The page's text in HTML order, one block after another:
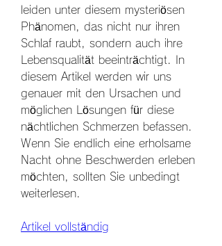
leiden unter diesem mysteriösen
Phänomen, das nicht nur ihren
Schlaf raubt, sondern auch ihre
Lebensqualität beeinträchtigt. In
diesem Artikel werden wir uns
genauer mit den Ursachen und
möglichen Lösungen für diese
nächtlichen Schmerzen befassen.
Wenn Sie endlich eine erholsame
Nacht ohne Beschwerden erleben
möchten, sollten Sie unbedingt
weiterlesen.
Artikel vollständig